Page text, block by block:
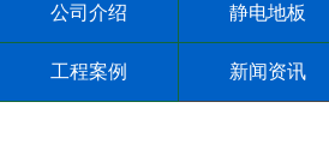
公司介绍 静电地板
工程案例 新闻资讯